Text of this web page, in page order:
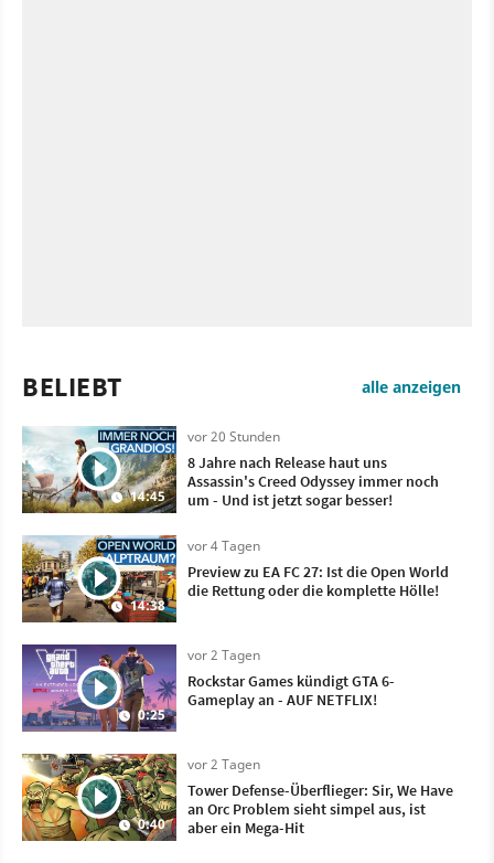
BELIEBT alle anzeigen
14:45
vor 20 Stunden
8 Jahre nach Release haut uns
Assassin's Creed Odyssey immer noch
um - Und ist jetzt sogar besser!
14:38
vor 4 Tagen
Preview zu EA FC 27: Ist die Open World
die Rettung oder die komplette Hölle!
0:25
vor 2 Tagen
Rockstar Games kündigt GTA 6-
Gameplay an - AUF NETFLIX!
0:40
vor 2 Tagen
Tower Defense-Überflieger: Sir, We Have
an Orc Problem sieht simpel aus, ist
aber ein Mega-Hit